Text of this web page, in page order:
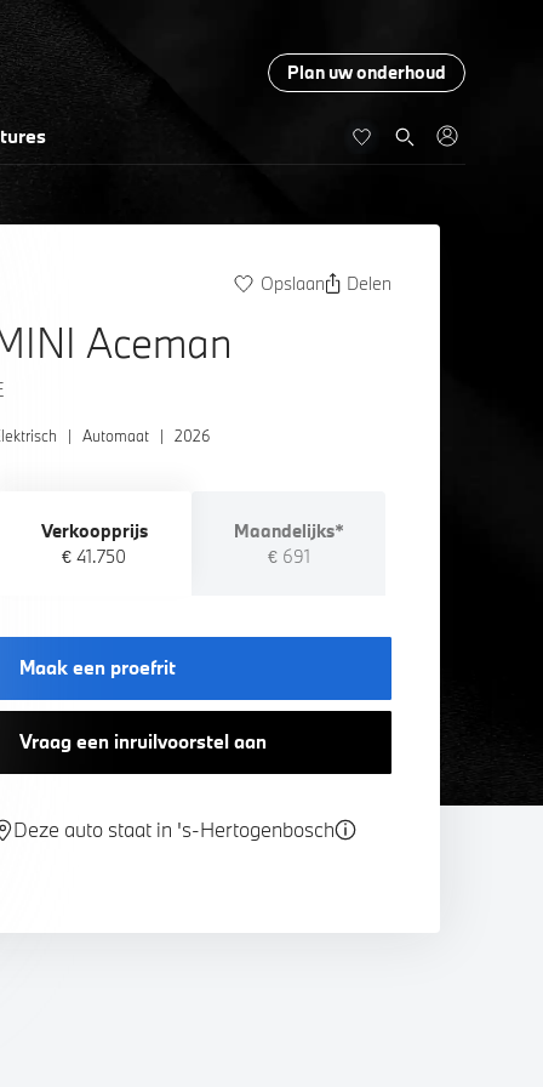
Plan uw onderhoud
Opslaan Delen
Aceman
| Automaat | 2026
Verkoopprijs
€ 41.750
Maandelijks*
€ 691
Maak een proefrit
Vraag een inruilvoorstel aan
Deze auto staat in 's-Hertogenbosch